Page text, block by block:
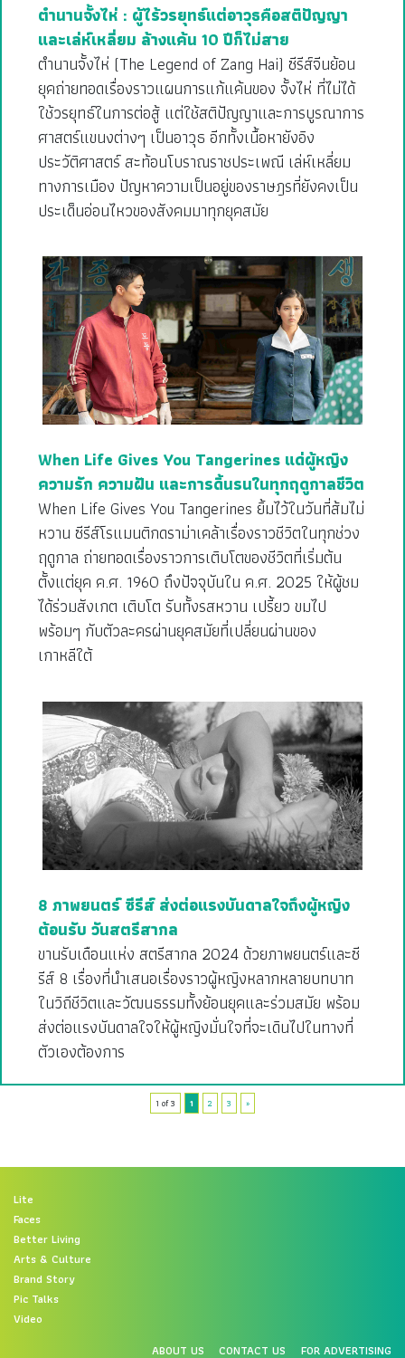
ตำนานจั้งไห่ : ผู้ไร้วรยุทธ์แต่อาวุธคือสติปัญญา
และเล่ห์เหลี่ยม ล้างแค้น 10 ปีก็ไม่สาย
ตำนานจั้งไห่ (The Legend of Zang Hai) ซีรีส์จีนย้อน
ยุคถ่ายทอดเรื่องราวแผนการแก้แค้นของ จั้งไห่ ที่ไม่ได้
ใช้วรยุทธ์ในการต่อสู้ แต่ใช้สติปัญญาและการบูรณาการ
ศาสตร์แขนงต่างๆ เป็นอาวุธ อีกทั้งเนื้อหายังอิง
ประวัติศาสตร์ สะท้อนโบราณราชประเพณี เล่ห์เหลี่ยม
ทางการเมือง ปัญหาความเป็นอยู่ของราษฎรที่ยังคงเป็น
ประเด็นอ่อนไหวของสังคมมาทุกยุคสมัย
When Life Gives You Tangerines แด่ผู้หญิง
ความรัก ความฝัน และการดิ้นรนในทุกฤดูกาลชีวิต
When Life Gives You Tangerines ยิ้มไว้ในวันที่ส้มไม่
หวาน ซีรีส์โรแมนติกดราม่าเคล้าเรื่องราวชีวิตในทุกช่วง
ฤดูกาล ถ่ายทอดเรื่องราวการเติบโตของชีวิตที่เริ่มต้น
ตั้งแต่ยุค ค.ศ. 1960 ถึงปัจจุบันใน ค.ศ. 2025 ให้ผู้ชม
ได้ร่วมสังเกต เติบโต รับทั้งรสหวาน เปรี้ยว ขมไป
พร้อมๆ กับตัวละครผ่านยุคสมัยที่เปลี่ยนผ่านของ
เกาหลีใต้
8 ภาพยนตร์ ซีรีส์ ส่งต่อแรงบันดาลใจถึงผู้หญิง
ต้อนรับ วันสตรีสากล
ขานรับเดือนแห่ง สตรีสากล 2024 ด้วยภาพยนตร์และซี
รีส์ 8 เรื่องที่นำเสนอเรื่องราวผู้หญิงหลากหลายบทบาท
ในวิถีชีวิตและวัฒนธรรมทั้งย้อนยุคและร่วมสมัย พร้อม
ส่งต่อแรงบันดาลใจให้ผู้หญิงมั่นใจที่จะเดินไปในทางที่
ตัวเองต้องการ
1 of 3 1 2 3 »
Lite
Faces
Better Living
Arts & Culture
Brand Story
Pic Talks
Video
ABOUT US
CONTACT US FOR ADVERTISING